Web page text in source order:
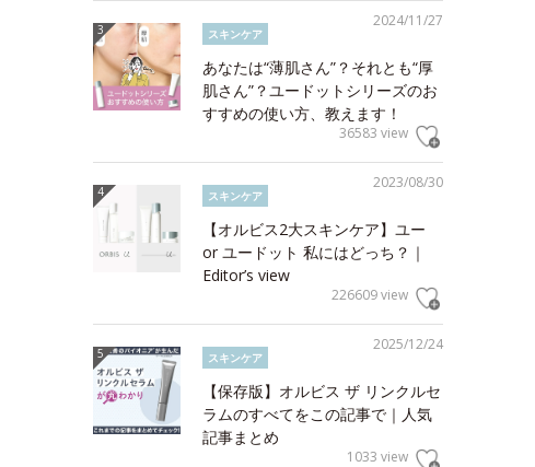
2024/11/27
スキンケア
あなたは“薄肌さん”？それとも“厚
肌さん”？ユードットシリーズのお
すすめの使い方、教えます！
36583 view
2023/08/30
スキンケア
【オルビス2大スキンケア】ユー
or ユードット 私にはどっち？｜
Editor’s view
226609 view
2025/12/24
スキンケア
【保存版】オルビス ザ リンクルセ
ラムのすべてをこの記事で｜人気
記事まとめ
1033 view